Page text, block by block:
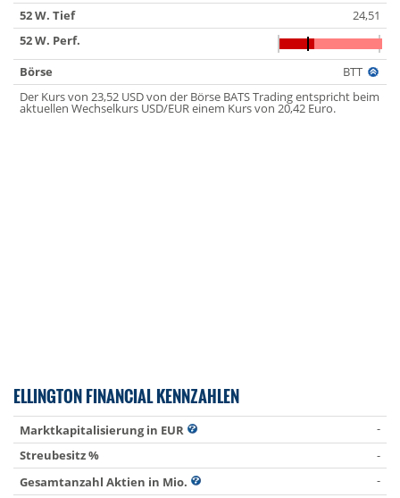
52 W. Tief
24,51
52 W. Perf.
Börse
BTT
Der Kurs von 23,52 USD von der Börse BATS Trading entspricht beim
aktuellen Wechselkurs USD/EUR einem Kurs von 20,42 Euro.
ELLINGTON FINANCIAL KENNZAHLEN
Marktkapitalisierung in EUR
-
Streubesitz %
-
Gesamtanzahl Aktien in Mio.
-